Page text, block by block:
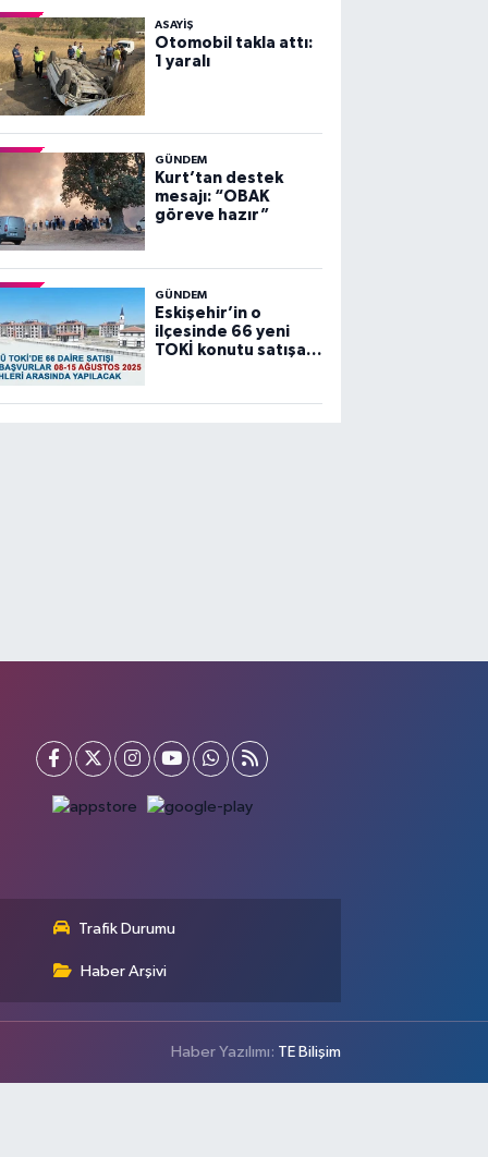
ASAYİŞ
Otomobil takla attı:
1 yaralı
GÜNDEM
Kurt’tan destek
mesajı: “OBAK
göreve hazır”
GÜNDEM
Eskişehir’in o
ilçesinde 66 yeni
TOKİ konutu satışa
Trafik Durumu
Haber Arşivi
Haber Yazılımı: TE Bilişim